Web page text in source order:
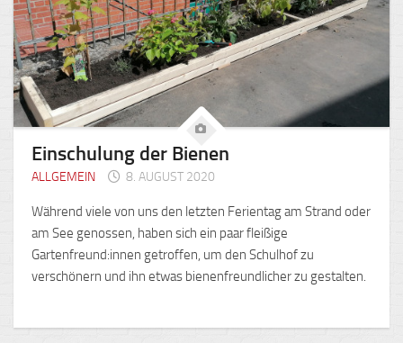
Einschulung der Bienen
ALLGEMEIN 8. AUGUST 2020
Während viele von uns den letzten Ferientag am Strand oder
am See genossen, haben sich ein paar fleißige
Gartenfreund:innen getroffen, um den Schulhof zu
verschönern und ihn etwas bienenfreundlicher zu gestalten.